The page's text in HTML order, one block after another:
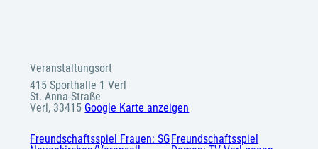
Veranstaltungsort
415 Sporthalle 1 Verl
St. Anna-Straße
Verl, 33415 Google Karte anzeigen
Freundschaftsspiel Frauen: SGFreundschaftsspiel